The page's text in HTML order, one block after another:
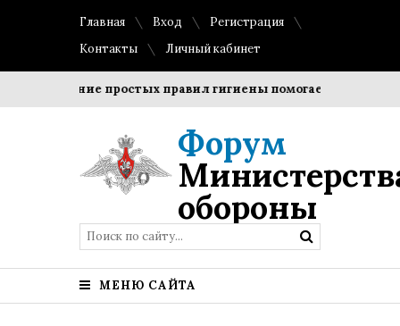
Главная Вход
Регистрация
Контакты
Личный кабинет
Соблюдение простых правил гигиены помогает
Форум
обороны
МЕНЮ САЙТА